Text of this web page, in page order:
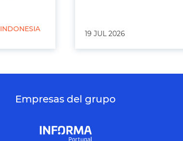
INDONESIA
19 JUL 2026
Empresas del grupo